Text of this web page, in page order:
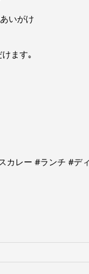
いがけ
ます｡
カレー #ランチ #デ